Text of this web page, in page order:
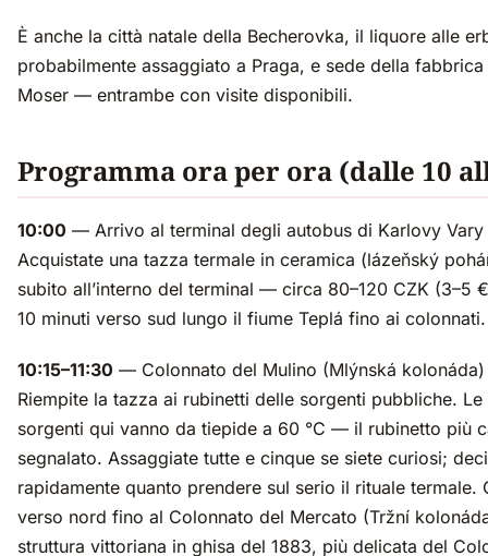
È anche la città natale della Becherovka, il liquore alle
probabilmente assaggiato a Praga, e sede della
Moser — entrambe con visite disponibili.
Programma ora per ora (dalle 10
10:00 — Arrivo al terminal degli autobus di Karlovy Vary
Acquistate una tazza termale in ceramica (lázeňský
subito all’interno del terminal — circa 80–120 CZK (3–5
10 minuti verso sud lungo il fiume Teplá fino ai colonnati.
10:15–11:30 — Colonnato del Mulino (Mlýnská
Riempite la tazza ai rubinetti delle sorgenti pubbliche. Le
sorgenti qui vanno da tiepide a 60 °C — il rubinetto più
segnalato. Assaggiate tutte e cinque se siete curiosi;
rapidamente quanto prendere sul serio il rituale termale.
verso nord fino al Colonnato del Mercato (Tržní
struttura vittoriana in ghisa del 1883, più delicata del